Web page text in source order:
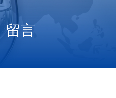
留言